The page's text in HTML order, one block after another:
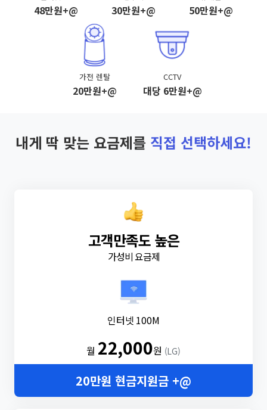
48만원+@ 30만원+@ 50만원+@
가전 렌탈
20만원+@
CCTV
대당 6만원+@
내게 딱 맞는 요금제를 직접 선택하세요!
고객만족도 높은
가성비 요금제
인터넷 100M
월 22,000원 (LG)
20만원 현금지원금 +@